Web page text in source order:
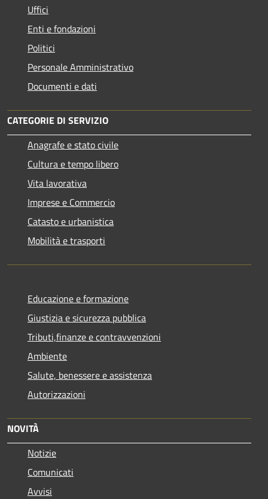
Uffici
Enti e fondazioni
Politici
Personale Amministrativo
Documenti e dati
CATEGORIE DI SERVIZIO
Anagrafe e stato civile
Cultura e tempo libero
Vita lavorativa
Imprese e Commercio
Catasto e urbanistica
Mobilità e trasporti
Educazione e formazione
Giustizia e sicurezza pubblica
Tributi,finanze e contravvenzioni
Ambiente
Salute, benessere e assistenza
Autorizzazioni
NOVITÀ
Notizie
Comunicati
Avvisi